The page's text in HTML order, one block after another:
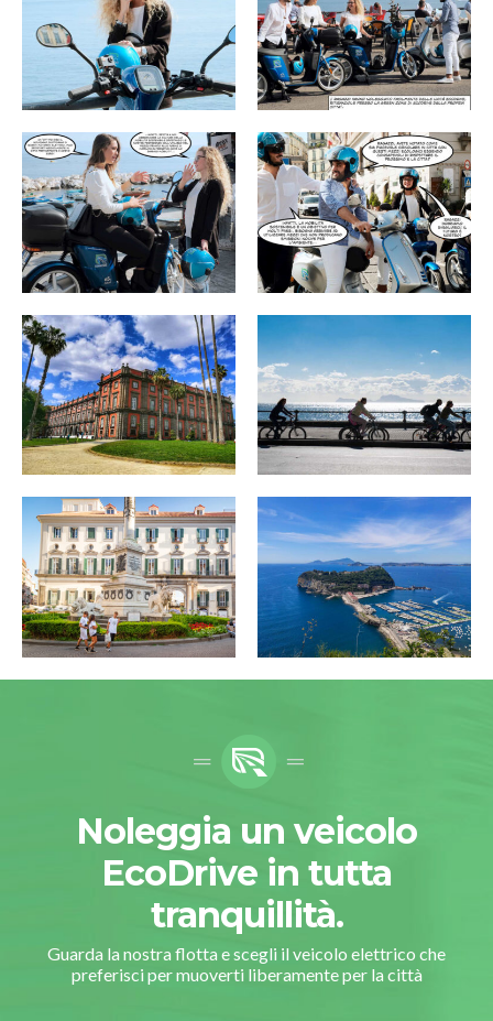
Noleggia un veicolo
EcoDrive in tutta
tranquillità.
Guarda la nostra flotta e scegli il veicolo elettrico che
preferisci per muoverti liberamente per la città